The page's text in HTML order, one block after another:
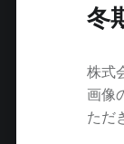
冬
株式
画像
ただ